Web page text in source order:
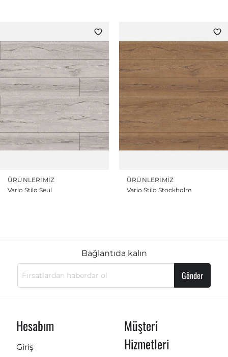
ÜRÜNLERIMIZ
Vario Stilo Seul
ÜRÜNLERIMIZ
Vario Stilo Stockholm
Bağlantıda kalın
Gönder
Hesabım
Giriş
Müşteri
Hizmetleri